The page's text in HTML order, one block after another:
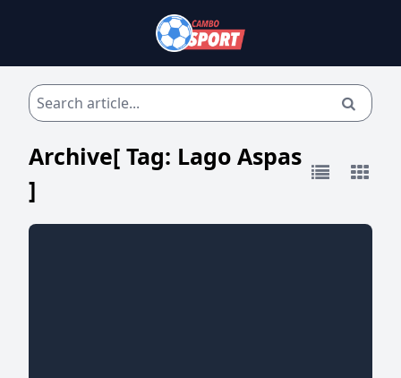
Archive[ Tag: Lago Aspas
]